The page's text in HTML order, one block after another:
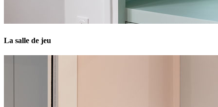
La salle de jeu